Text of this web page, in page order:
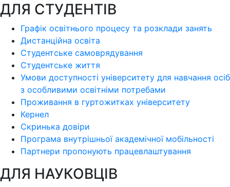
ДЛЯ СТУДЕНТІВ
Графік освітнього процесу та розклади занять
Дистанційна освіта
Студентське самоврядування
Студентське життя
Умови доступності університету для навчання осіб
з особливими освітніми потребами
Проживання в гуртожитках університету
Кернел
Скринька довіри
Програма внутрішньої академічної мобільності
Партнери пропонують працевлаштування
ДЛЯ НАУКОВЦІВ